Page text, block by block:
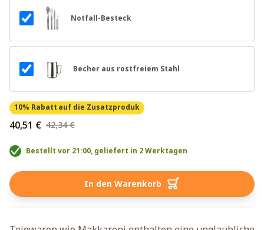
Notfall-Besteck
Becher aus rostfreiem Stahl
10% Rabatt auf die Zusatzproduk
40,51 € 42,34 €
Bestellt vor 21:00, geliefert in 2 Werktagen
In den Warenkorb